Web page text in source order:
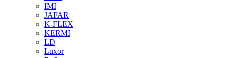
IMI
JAFAR
K-FLEX
KERMI
LD
Luxor